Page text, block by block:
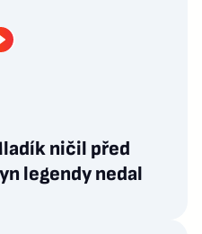
ničil před
legendy nedal